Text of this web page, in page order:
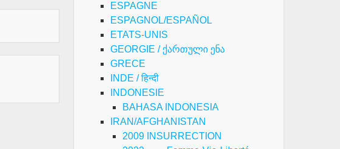
ESPAGNE
ESPAGNOL/ESPAÑOL
ETATS-UNIS
GEORGIE / ქართული ენა
GRECE
INDE / हिन्दी
INDONESIE
BAHASA INDONESIA
IRAN/AFGHANISTAN
2009 INSURRECTION